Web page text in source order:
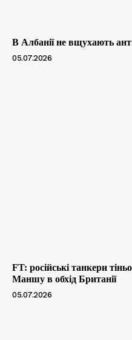
В Албанії не вщухають
05.07.2026
FT: російські танкери
Маншу в обхід Британії
05.07.2026